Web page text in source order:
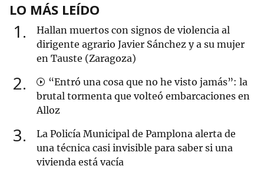
LO MÁS LEÍDO
1
Hallan muertos con signos de violencia al
dirigente agrario Javier Sánchez y a su mujer
en Tauste (Zaragoza)
2
“Entró una cosa que no he visto jamás”: la
brutal tormenta que volteó embarcaciones en
Alloz
3
La Policía Municipal de Pamplona alerta de
una técnica casi invisible para saber si una
vivienda está vacía